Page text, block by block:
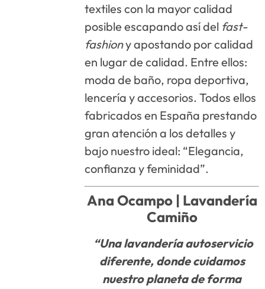
textiles con la mayor calidad
posible escapando así del fast-
fashiony apostando por calidad
en lugar de calidad. Entre ellos:
moda de baño, ropa deportiva,
lencería y accesorios. Todos ellos
fabricados en España prestando
gran atención a los detalles y
bajo nuestro ideal: “Elegancia,
confianza y feminidad”.
Ana Ocampo | Lavandería
Camiño
“Una lavandería autoservicio
diferente, donde cuidamos
nuestro planeta de forma